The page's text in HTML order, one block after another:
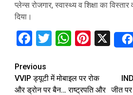
प्लेन्स रोजगार, स्वास्थ्य व शिक्षा का
दिया।
Facebook
Twitter X
Continue
Reading
Previous
VVIP ड्यूटी में मोबाइल पर रोक
और ड्रोन पर बैन… राष्ट्रपति और जीत